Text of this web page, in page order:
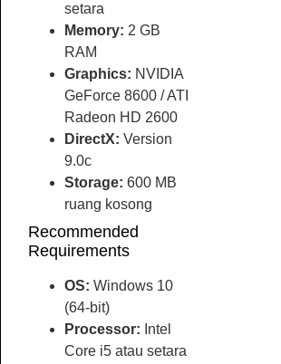
setara
Memory: 2 GB
RAM
Graphics: NVIDIA
GeForce 8600 / ATI
Radeon HD 2600
DirectX: Version
9.0c
Storage: 600 MB
ruang kosong
Recommended
Requirements
OS: Windows 10
(64-bit)
Processor: Intel
Core i5 atau setara